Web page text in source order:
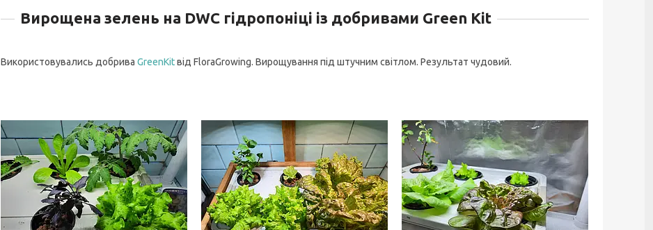
Вирощена зелень на DWC гідропоніці із добривами Green Kit
Використовувались добрива GreenKitвід FloraGrowing. Вирощування під штучним світлом. Результат чудовий.